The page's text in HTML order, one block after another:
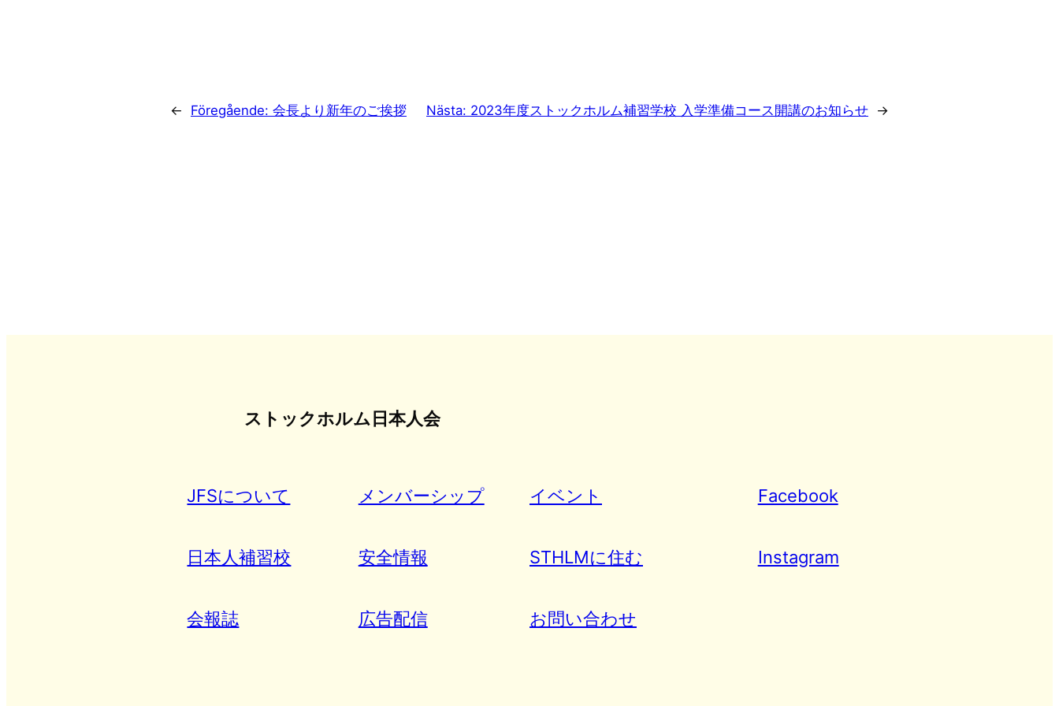
← Föregående: 会長より新年のご挨拶 Nästa: 2023年度ストックホルム補習学校 入学準備コース開講のお知らせ →
ストックホルム日本人会
JFSについて メンバーシップ イベント Facebook
日本人補習校 安全情報 STHLMに住む Instagram
会報誌 広告配信 お問い合わせ